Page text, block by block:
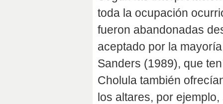
toda la ocupación
fueron abandonadas
aceptado por la
Sanders (1989), que
Cholula también
los altares, por